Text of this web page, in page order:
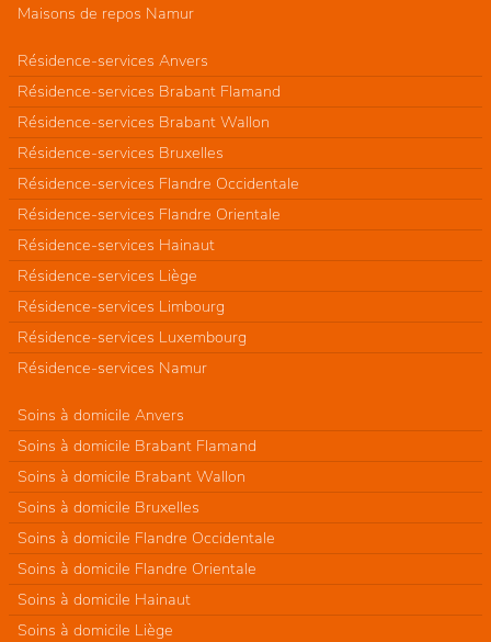
Maisons de repos Namur
Résidence-services Anvers
Résidence-services Brabant Flamand
Résidence-services Brabant Wallon
Résidence-services Bruxelles
Résidence-services Flandre Occidentale
Résidence-services Flandre Orientale
Résidence-services Hainaut
Résidence-services Liège
Résidence-services Limbourg
Résidence-services Luxembourg
Résidence-services Namur
Soins à domicile Anvers
Soins à domicile Brabant Flamand
Soins à domicile Brabant Wallon
Soins à domicile Bruxelles
Soins à domicile Flandre Occidentale
Soins à domicile Flandre Orientale
Soins à domicile Hainaut
Soins à domicile Liège